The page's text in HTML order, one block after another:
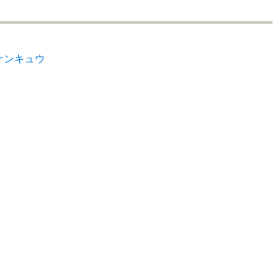
キュウ